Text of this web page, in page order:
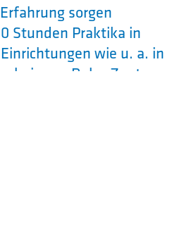
sorgen
Stunden Praktika in
wie u. a. in
Reha-Zentren